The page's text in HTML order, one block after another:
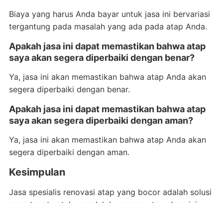
Biaya yang harus Anda bayar untuk jasa ini bervariasi
tergantung pada masalah yang ada pada atap Anda.
Apakah jasa ini dapat memastikan bahwa atap
saya akan segera diperbaiki dengan benar?
Ya, jasa ini akan memastikan bahwa atap Anda akan
segera diperbaiki dengan benar.
Apakah jasa ini dapat memastikan bahwa atap
saya akan segera diperbaiki dengan aman?
Ya, jasa ini akan memastikan bahwa atap Anda akan
segera diperbaiki dengan aman.
Kesimpulan
Jasa spesialis renovasi atap yang bocor adalah solusi